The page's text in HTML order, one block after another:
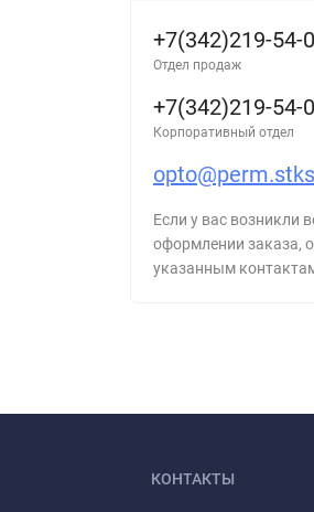
+7(342)219-54-
Отдел продаж
+7(342)219-54-
Корпоративный отдел
Если у вас возникли
оформлении заказа,
указанным
КОНТАКТЫ